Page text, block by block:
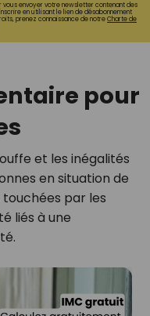
vous envoyer votre newsletter contenant des
en utilisant le lien de désabonnement
prenez connaissance de notreCharte de
pour
et les inégalités
en situation de
par les
liés à une